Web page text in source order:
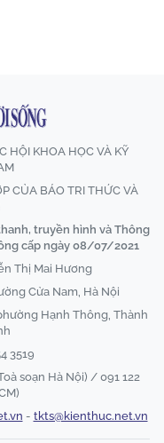
HỘI KHOA HỌC VÀ KỸ
CỦA BÁO TRI THỨC VÀ
truyền hình và Thông
cấp ngày 08/07/2021
Thị Mai Hương
Cửa Nam, Hà Nội
Hạnh Thông, Thành
3519
soạn Hà Nội) / 091 122
- tkts@kienthuc.net.vn